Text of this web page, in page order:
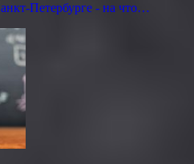
Петербурге - на что…